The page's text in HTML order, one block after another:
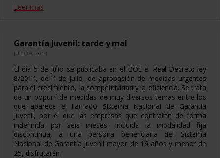
Leer más
Garantía Juvenil: tarde y mal
JULIO 9, 2014
El día 5 de julio se publicaba en el BOE el Real Decreto-ley
8/2014, de 4 de julio, de aprobación de medidas urgentes
para el crecimiento, la competitividad y la eficiencia. Se trata
de un popurrí de medidas de muy diversos temas entre los
que aparece el llamado Sistema Nacional de Garantía
Juvenil, por el que las empresas que contraten de forma
indefinida por seis meses, incluida la modalidad fija
discontinua, a una persona beneficiaria del Sistema
Nacional de Garantía Juvenil mayor de 16 años y menor de
25, disfrutarán